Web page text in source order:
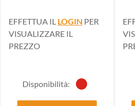
EFFETTUA IL LOGIN PER
VISUALIZZARE IL
PREZZO
Disponibilità: